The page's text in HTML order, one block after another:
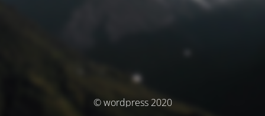
© wordpress 2020